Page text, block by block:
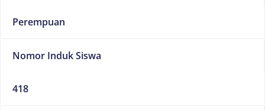
Perempuan
Nomor Induk Siswa
418